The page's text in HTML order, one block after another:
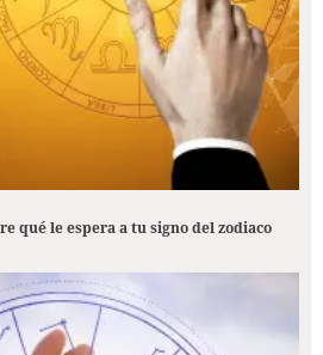
qué le espera a tu signo del zodiaco